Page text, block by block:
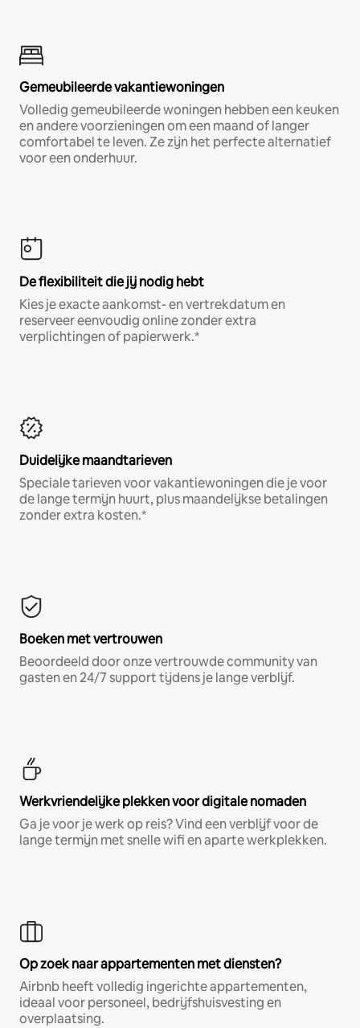
Gemeubileerde vakantiewoningen
Volledig gemeubileerde woningen hebben een keuken
en andere voorzieningen om een maand of langer
comfortabel te leven. Ze zijn het perfecte alternatief
voor een onderhuur.
De flexibiliteit die jij nodig hebt
Kies je exacte aankomst- en vertrekdatum en
reserveer eenvoudig online zonder extra
verplichtingen of papierwerk.*
Duidelijke maandtarieven
Speciale tarieven voor vakantiewoningen die je voor
de lange termijn huurt, plus maandelijkse betalingen
zonder extra kosten.*
Boeken met vertrouwen
Beoordeeld door onze vertrouwde community van
gasten en 24/7 support tijdens je lange verblijf.
Werkvriendelijke plekken voor digitale nomaden
Ga je voor je werk op reis? Vind een verblijf voor de
lange termijn met snelle wifi en aparte werkplekken.
Op zoek naar appartementen met diensten?
Airbnb heeft volledig ingerichte appartementen,
ideaal voor personeel, bedrijfshuisvesting en
overplaatsing.